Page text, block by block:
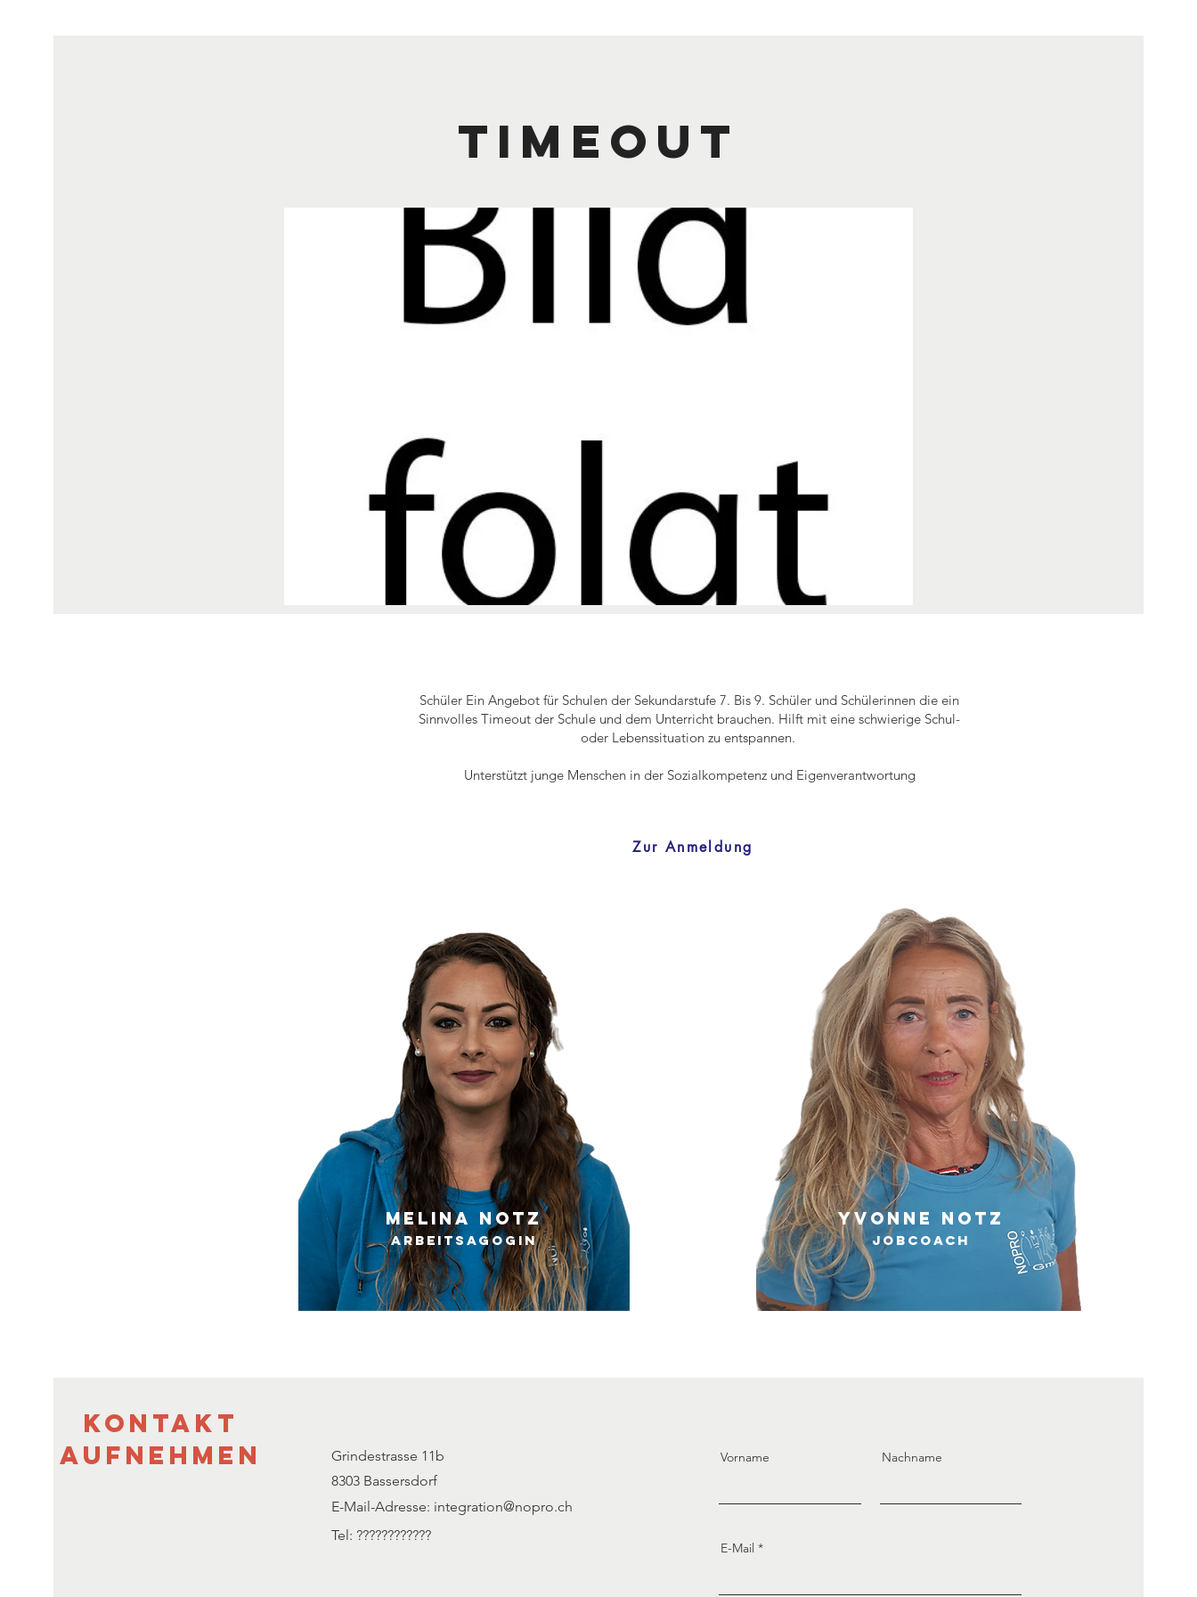
Timeout
Schüler Ein Angebot für Schulen der Sekundarstufe 7. Bis 9. Schüler und Schülerinnen die ein
Sinnvolles Timeout der Schule und dem Unterricht brauchen. Hilft mit eine schwierige Schul-
oder Lebenssituation zu entspannen.
Unterstützt junge Menschen in der Sozialkompetenz und Eigenverantwortung
Zur Anmeldung
Melina Notz
Arbeitsagogin
Yvonne Notz
Jobcoach
Kontakt
aufnehmen
Grindestrasse 11b
8303 Bassersdorf
E-Mail-Adresse: integration@nopro.ch
Tel: ????????????
Vorname Nachname
E-Mail